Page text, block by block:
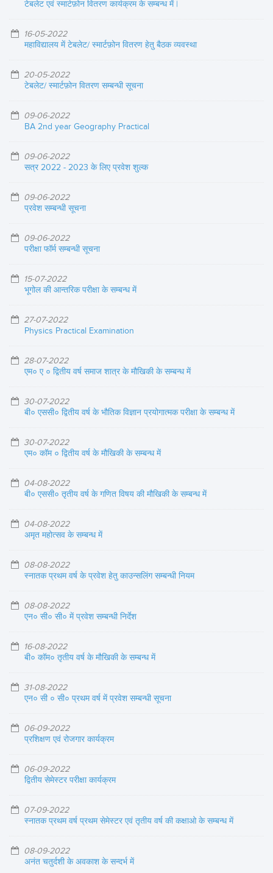
टेबलेट एवं स्मार्टफ़ोन वितरण कार्यक्रम के सम्बन्ध में |
16-05-2022
महाविद्यालय में टेबलेट/ स्मार्टफ़ोन वितरण हेतु बैठक व्यवस्था
20-05-2022
टेबलेट/ स्मार्टफ़ोन वितरण सम्बन्धी सूचना
09-06-2022
BA 2nd year Geography Practical
09-06-2022
सत्र 2022 - 2023 के लिए प्रवेश शुल्क
09-06-2022
प्रवेश सम्बन्धी सूचना
09-06-2022
परीक्षा फॉर्म सम्बन्धी सूचना
15-07-2022
भूगोल की आन्तरिक परीक्षा के सम्बन्ध में
27-07-2022
Physics Practical Examination
28-07-2022
एम० ए ० द्वितीय वर्ष समाज शात्र के मौखिकी के सम्बन्ध में
30-07-2022
बी० एससी० द्वितीय वर्ष के भौतिक विज्ञान प्रयोगात्मक परीक्षा के सम्बन्ध में
30-07-2022
एम० कॉम ० द्वितीय वर्ष के मौखिकी के सम्बन्ध में
04-08-2022
बी० एससी० तृतीय वर्ष के गणित विषय की मौखिकी के सम्बन्ध में
04-08-2022
अमृत महोत्सव के सम्बन्ध में
08-08-2022
स्नातक प्रथम वर्ष के प्रवेश हेतु काउन्सलिंग सम्बन्धी नियम
08-08-2022
एन० सी० सी० में प्रवेश सम्बन्धी निर्देश
16-08-2022
बी० कॉम० तृतीय वर्ष के मौखिकी के सम्बन्ध में
31-08-2022
एन० सी ० सी० प्रथम वर्ष में प्रवेश सम्बन्धी सूचना
06-09-2022
प्रशिक्षण एवं रोजगार कार्यक्रम
06-09-2022
द्वितीय सेमेस्टर परीक्षा कार्यक्रम
07-09-2022
स्नातक प्रथम वर्ष प्रथम सेमेस्टर एवं तृतीय वर्ष की कक्षाओ के सम्बन्ध में
08-09-2022
अनंत चतुर्दशी के अवकाश के सन्दर्भ में